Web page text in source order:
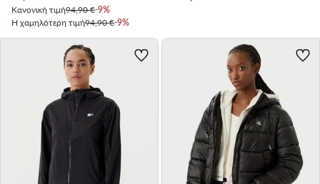
Κανονική τιμή94,90 €-9%
Η χαμηλότερη τιμή94,90 €-9%